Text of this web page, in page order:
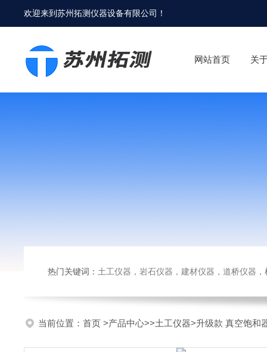
欢迎来到苏州拓测仪器设备有限公司 ！
网站首页 关
热门关键词： 土工仪器，岩石仪器，建材仪器，道桥仪器，检测
当前位置： 首页 >产品中心>>土工仪器>升级款 真空饱和